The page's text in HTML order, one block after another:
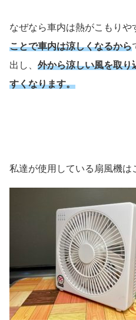
なぜなら車内は熱がこもりや
ことで車内は涼しくなるから
出し、 外から涼しい風を取り
すくなります。
私達が使用している扇風機は